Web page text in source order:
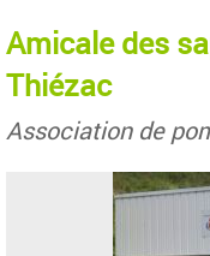
Amicale des
Thiézac
Association de